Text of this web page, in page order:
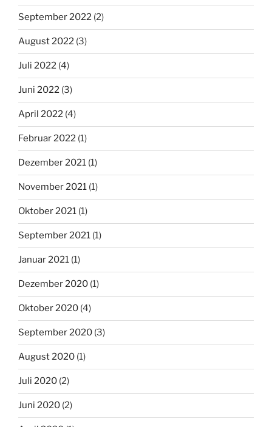
September 2022 (2)
August 2022 (3)
Juli 2022 (4)
Juni 2022 (3)
April 2022 (4)
Februar 2022 (1)
Dezember 2021 (1)
November 2021 (1)
Oktober 2021 (1)
September 2021 (1)
Januar 2021 (1)
Dezember 2020 (1)
Oktober 2020 (4)
September 2020 (3)
August 2020 (1)
Juli 2020 (2)
Juni 2020 (2)